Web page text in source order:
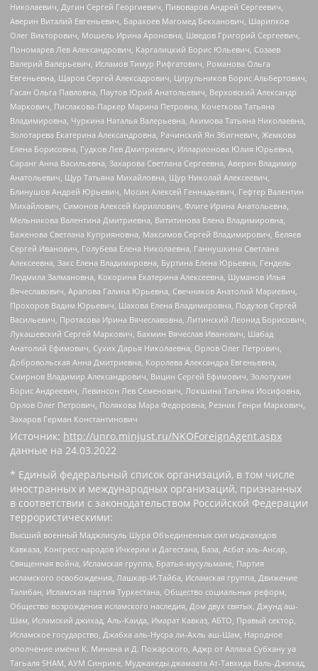
Николаевич, Дугин Сергей Георгиевич, Пивоваров Андрей Сергеевич,
Аверин Виталий Евгеньевич, Барахоев Магомед Бекханович, Шарипков
Олег Викторович, Мошель Ирина Ароновна, Шведов Григорий Сергеевич,
Пономарев Лев Александрович, Каргалицкий Борис Юльевич, Созаев
Валерий Валерьевич, Исламов Тимур Рифгатович, Романова Ольга
Евгеньевна, Щаров Сергей Алексадрович, Цирульников Борис Альбертович,
Гасан Ольга Павловна, Паутов Юрий Анатольевич, Верховский Александр
Маркович, Пислакова-Паркер Марина Петровна, Кочеткова Татьяна
Владимировна, Чуркина Наталья Валерьевна, Акимова Татьяна Николаевна,
Золотарева Екатерина Александровна, Рачинский Ян Збигневич, Жемкова
Елена Борисовна, Гудков Лев Дмитриевич, Илларионова Юлия Юрьевна,
Саранг Анна Васильевна, Захарова Светлана Сергеевна, Аверин Владимир
Анатольевич, Щур Татьяна Михайловна, Щур Николай Алексеевич,
Блинушов Андрей Юрьевич, Мосин Алексей Геннадьевич, Гефтер Валентин
Михайлович, Симонов Алексей Кириллович, Флиге Ирина Анатольевна,
Мельникова Валентина Дмитриевна, Вититинова Елена Владимировна,
Баженова Светлана Куприяновна, Максимов Сергей Владимирович, Беляев
Сергей Иванович, Голубева Елена Николаевна, Ганнушкина Светлана
Алексеевна, Закс Елена Владимировна, Буртина Елена Юрьевна, Гендель
Людмила Залмановна, Кокорина Екатерина Алексеевна, Шуманов Илья
Вячеславович, Арапова Галина Юрьевна, Свечников Анатолий Мариевич,
Прохоров Вадим Юрьевич, Шахова Елена Владимировна, Подузов Сергей
Васильевич, Протасова Ирина Вячеславовна, Литинский Леонид Борисович,
Лукашевский Сергей Маркович, Бахмин Вячеслав Иванович, Шабад
Анатолий Ефимович, Сухих Дарья Николаевна, Орлов Олег Петрович,
Добровольская Анна Дмитриевна, Королева Александра Евгеньевна,
Смирнов Владимир Александрович, Вицин Сергей Ефимович, Золотухин
Борис Андреевич, Левинсон Лев Семенович, Локшина Татьяна Иосифовна,
Орлов Олег Петрович, Полякова Мара Федоровна, Резник Генри Маркович,
Захаров Герман Константинович
Источник: http://unro.minjust.ru/NKOForeignAgent.aspx
данные на 24.03.2022
* Единый федеральный список организаций, в том числе
иностранных и международных организаций, признанных
в соответствии с законодательством Российской Федерации
террористическими:
Высший военный Маджлисуль Шура Объединенных сил моджахедов
Кавказа, Конгресс народов Ичкерии и Дагестана, База, Асбат аль-Ансар,
Священная война, Исламская группа, Братья-мусульмане, Партия
исламского освобождения, Лашкар-И-Тайба, Исламская группа, Движение
Талибан, Исламская партия Туркестана, Общество социальных реформ,
Общество возрождения исламского наследия, Дом двух святых, Джунд аш-
Шам, Исламский джихад, Аль-Каида, Имарат Кавказ, АБТО, Правый сектор,
Исламское государство, Джабха аль-Нусра ли-Ахль аш-Шам, Народное
ополчение имени К. Минина и Д. Пожарского, Аджр от Аллаха Субхану уа
Тагьаля SHAM, АУМ Синрике, Муджахеды джамаата Ат-Тавхида Валь-Джихад,